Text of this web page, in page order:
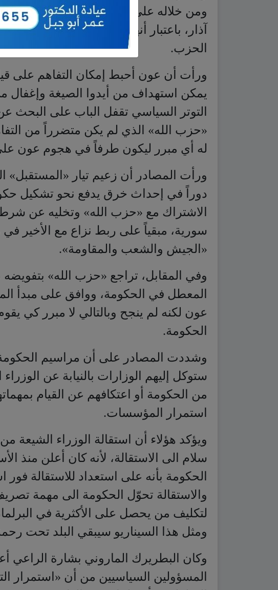
ورأت أن عون أحبط إمكان التفاهم على
يمكن استهداف من أيدوا الصيغة وإغفال
التوتر السياسي تقفل الباب على البحث
«حزب الله» الذي لم يكن متضرراً من
له أي مبرر ليكون طرفاً في هجوم عون
ورأت المصادر أن زعيم تيار
دوراً في إحداث خرق يدفع نحو تشكيل
الاشتراك مع «حزب الله» وتخليه عن شرط
سورية، مبقياً على ربط نزاع مع الأخير
«الجيش والشعب والمقاومة».
وفي المقابل، تراجع «حزب الله»
المعطل في الحكومة، ووافق على مبدأ
عون لكنه لم ينجح وبالتالي لا مبرر كي
الحكومة.
وشددت المصادر على أن مراسيم الحكومة
ستوكل إليهم الوزارات بالنيابة عن
من الحكومة أو اعتكافهم عن القيام
استمرار المؤسسات.
ويؤكد هؤلاء أن استقالة الوزراء الشيعة
سلام الى الاستقالة، لأنه كان أعلن منذ
الحكومة بأنه على استعداد للاستقالة فور
والاستقالة تحوّل الحكومة الى مهمة
لتكليف من يحصل على الأكثرية في
ومثل هذا السيناريو سيبقي البلد تحت
وكان البطريرك الماروني بشارة الراعي
المسؤولين السياسيين من أن «استمرار
السلطة سيأخذ لبنان نحو الهاوية».
وشددت البطريركية على أهمية قضية حياد
«تحييد لبنان عن الصراعات بين المحاور